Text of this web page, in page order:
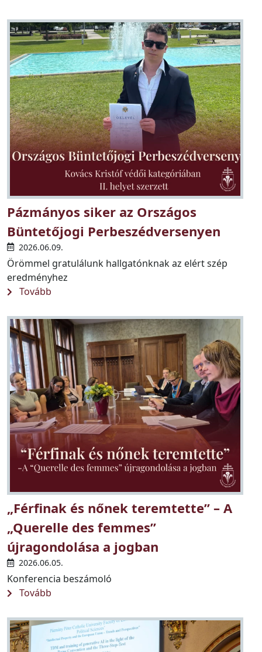
Pázmányos siker az Országos
Büntetőjogi Perbeszédversenyen
2026.06.09.
Örömmel gratulálunk hallgatónknak az elért szép
eredményhez
Tovább
„Férfinak és nőnek teremtette” – A
„Querelle des femmes”
újragondolása a jogban
2026.06.05.
Konferencia beszámoló
Tovább